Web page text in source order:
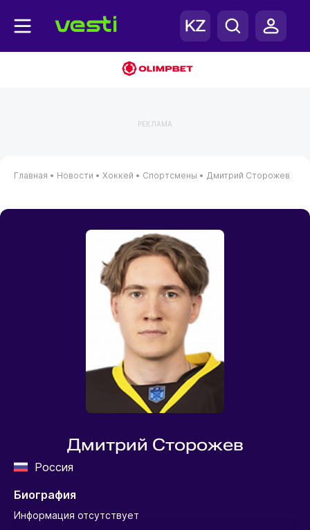
РЕКЛАМА
Главная • Новости • Хоккей • Спортсмены • Дмитрий Сторожев
Дмитрий Сторожев
Россия
Биография
Информация отсутствует